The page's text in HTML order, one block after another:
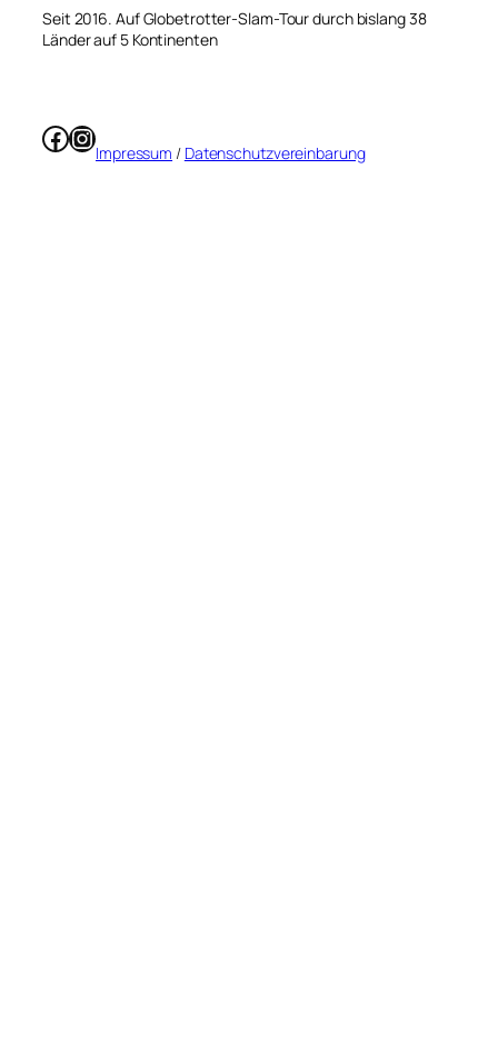
Seit 2016. Auf Globetrotter-Slam-Tour durch bislang 38
Länder auf 5 Kontinenten
Facebook
Instagram
Impressum / Datenschutzvereinbarung